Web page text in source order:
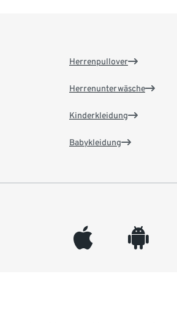
Herrenpullover
Herrenunterwäsche
Kinderkleidung
Babykleidung
appleinc android